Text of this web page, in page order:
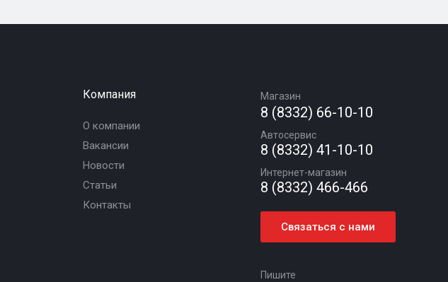
Компания
О компании
Вакансии
Новости
Статьи
Контакты
Магазин
8 (8332) 66-10-10
Автосервис
8 (8332) 41-10-10
Интернет-магазин
8 (8332) 466-466
Связаться с нами
Пишите